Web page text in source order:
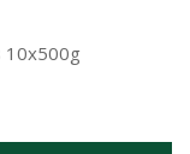
10x500g